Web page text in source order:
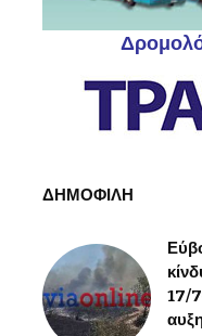
ΔΗΜΟΦΙΛΗ
17/